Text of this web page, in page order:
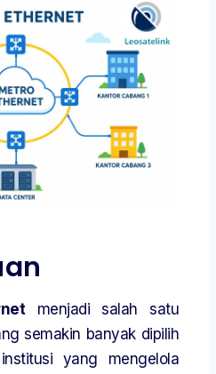
menjadi salah satu
semakin banyak dipilih
yang mengelola